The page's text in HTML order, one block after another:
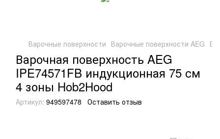
Варочные поверхности Варочные поверхности AEG
Варочная поверхность AEG
IPE74571FB индукционная 75 см
4 зоны Hob2Hood
Артикул: 949597478 Оставить отзыв